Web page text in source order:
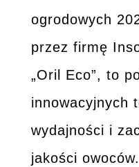
ogrodowych
przez firmę
„Oril Eco”, to
innowacyjnych
wydajności i
jakości